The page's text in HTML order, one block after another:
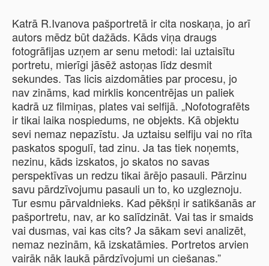
Katrā R.Ivanova pašportretā ir cita noskaņa, jo arī
autors mēdz būt dažāds. Kāds viņa draugs
fotogrāfijas uzņem ar senu metodi: lai uztaisītu
portretu, mierīgi jāsēž astoņas līdz desmit
sekundes. Tas licis aizdomāties par procesu, jo
nav zināms, kad mirklis koncentrējas un paliek
kadrā uz filmiņas, plates vai selfijā. „Nofotografēts
ir tikai laika nospiedums, ne objekts. Kā objektu
sevi nemaz nepazīstu. Ja uztaisu selfiju vai no rīta
paskatos spogulī, tad zinu. Ja tas tiek noņemts,
nezinu, kāds izskatos, jo skatos no savas
perspektīvas un redzu tikai ārējo pasauli. Pārzinu
savu pārdzīvojumu pasauli un to, ko uzgleznoju.
Tur esmu pārvaldnieks. Kad pēkšņi ir satikšanās ar
pašportretu, nav, ar ko salīdzināt. Vai tas ir smaids
vai dusmas, vai kas cits? Ja sākam sevi analizēt,
nemaz nezinām, kā izskatāmies. Portretos arvien
vairāk nāk laukā pārdzīvojumi un ciešanas.”